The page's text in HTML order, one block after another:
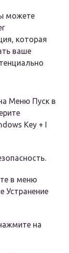
можете
которая
ваше
Меню Пуск в
Key + I
в меню
Устранение
на